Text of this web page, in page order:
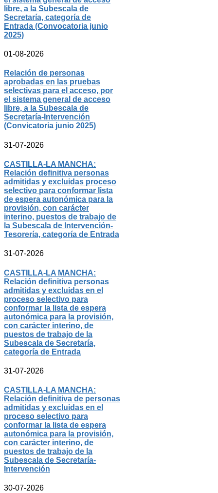
libre, a la Subescala de
Secretaría, categoría de
Entrada (Convocatoria junio
2025)
01-08-2026
Relación de personas
aprobadas en las pruebas
selectivas para el acceso, por
el sistema general de acceso
libre, a la Subescala de
Secretaría-Intervención
(Convicatoria junio 2025)
31-07-2026
CASTILLA-LA MANCHA:
Relación definitiva personas
admitidas y excluidas proceso
selectivo para conformar lista
de espera autonómica para la
provisión, con carácter
interino, puestos de trabajo de
la Subescala de Intervención-
Tesorería, categoría de Entrada
31-07-2026
CASTILLA-LA MANCHA:
Relación definitiva personas
admitidas y excluidas en el
proceso selectivo para
conformar la lista de espera
autonómica para la provisión,
con carácter interino, de
puestos de trabajo de la
Subescala de Secretaría,
categoría de Entrada
31-07-2026
CASTILLA-LA MANCHA:
Relación definitiva de personas
admitidas y excluidas en el
proceso selectivo para
conformar la lista de espera
autonómica para la provisión,
con carácter interino, de
puestos de trabajo de la
Subescala de Secretaría-
Intervención
30-07-2026